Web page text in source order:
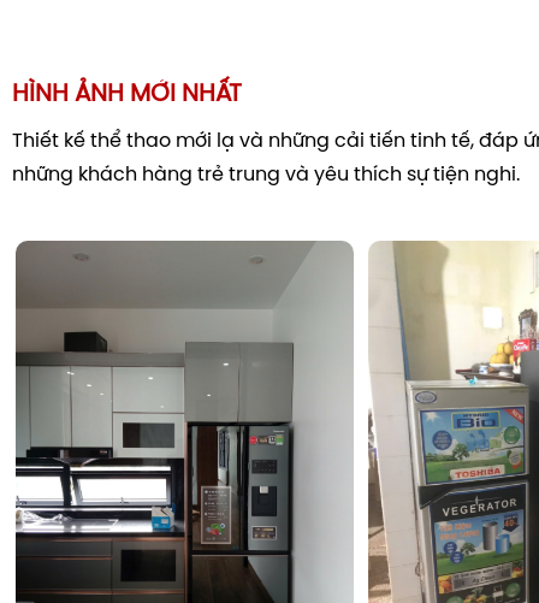
HÌNH ẢNH MỚI NHẤT
Thiết kế thể thao mới lạ và những cải tiến tinh tế, đáp
những khách hàng trẻ trung và yêu thích sự tiện nghi.